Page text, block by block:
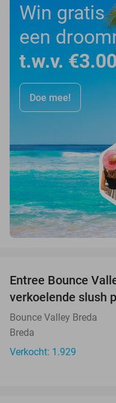
Win gratis
een
t.w.v.
Doe mee!
Entree Bounce
verkoelende slush
Bounce Valley Breda
Breda
Verkocht: 1.929